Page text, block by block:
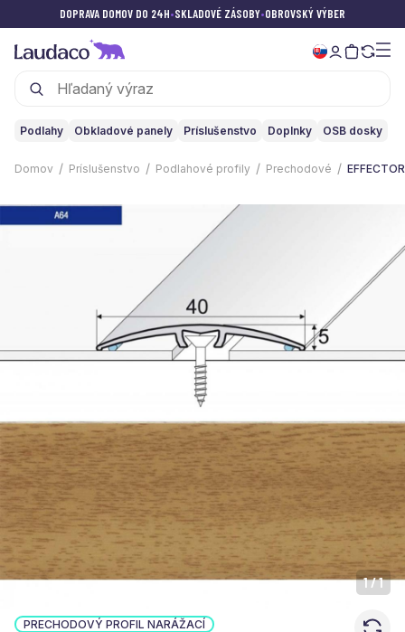
DOPRAVA DOMOV DO 24H•SKLADOVÉ ZÁSOBY•OBROVSKÝ VÝBER
Podlahy Obkladové panely Príslušenstvo Doplnky OSB dosky
Domov Príslušenstvo Podlahové profily Prechodové
1/1
PRECHODOVÝ PROFIL NARÁŽACÍ